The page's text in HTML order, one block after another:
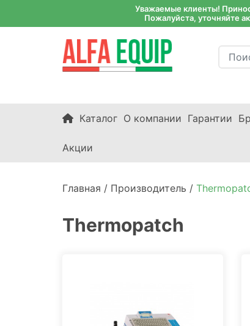
Уважаемые клиенты!
Пожалуйста, уточняйте
Каталог О компании Гарантии
Акции
Главная / Производитель /
Thermopatch